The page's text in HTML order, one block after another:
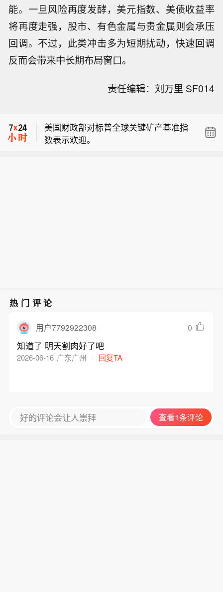
能。一旦风险再度发酵，美元指数、美债收益率
将再度走强，股市、有色金属与贵金属则会承压
回调。不过，此类冲击多为短期扰动，快速回调
反而会带来中长期布局窗口。
责任编辑：刘万里 SF014
里・塔希尔高地。
元兑美元涨0.28%，报1.1558，北京时
间20:30发布美国非农就业报告带来一
元涨0.39%、本周累涨0.53%，美元兑
7%。土耳其里拉兑美元跌0.13%、本周
累跌0.40%，南非兰特兑美元涨1.3
4%、本周累涨2.32%，墨西哥比索兑美
元涨0.56%、本周累涨1.19%，巴西雷
美国财政部对标普全球关键矿产基准指
数表示欢迎。
元兑美元涨0.39%、本周累涨0.23%，
6%。瑞典克朗兑美元涨0.01%、本周累
本周累跌0.43%，丹麦克朗兑美元涨0.2
8%、本周累涨0.27%。波兰兹罗提兑美
累跌0.40%，南非兰特兑美元涨1.3
4%、本周累涨2.32%，墨西哥比索兑美
热门评论
用户7792922308 0
知道了 明天割肉好了吧
2026-06-16 广东广州 回复TA
好的评论会让人崇拜 查看1条评论